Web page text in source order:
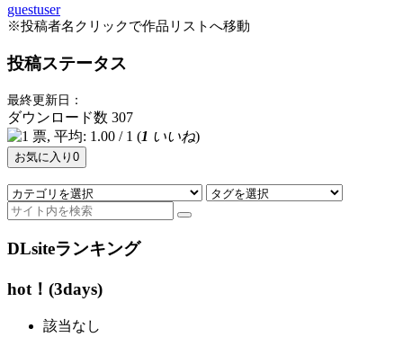
guestuser
※投稿者名クリックで作品リストへ移動
投稿ステータス
最終更新日：
ダウンロード数 307
(1 いいね)
お気に入り 0
DLsiteランキング
hot！(3days)
該当なし